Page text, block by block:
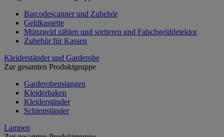
Barcodescanner und Zubehör
Geldkassette
Münzgeld zählen und sortieren und Falschgelddetektor
Zubehör für Kassen
Kleiderständer und Garderobe
Zur gesamten Produktgruppe
Garderobenstangen
Kleiderhaken
Kleiderständer
Schirmständer
Lampen